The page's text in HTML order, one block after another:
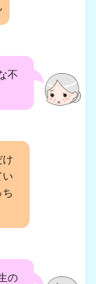
不
け
い
の